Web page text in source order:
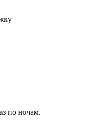
по ночам.